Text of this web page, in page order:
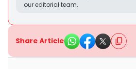
our editorial team.
Share Article